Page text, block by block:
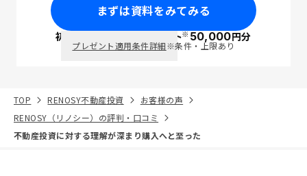
まずは資料をみてみる
初回面談で ポイント※50,000円分
プレゼント適用条件詳細※条件・上限あり
TOP RENOSY不動産投資
お客様の声
RENOSY（リノシー）の評判・口コミ
不動産投資に対する理解が深まり購入へと至った